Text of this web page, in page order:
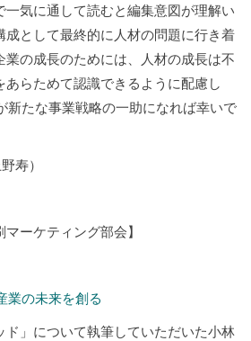
気に通して読むと編集意図が理解い
成として最終的に人材の問題に行き着
業の成長のためには、人材の成長は不
らためて認識できるように配慮し
新たな事業戦略の一助になれば幸いで
寿）
ーケティング部会】
業の未来を創る
」について執筆していただいた小林